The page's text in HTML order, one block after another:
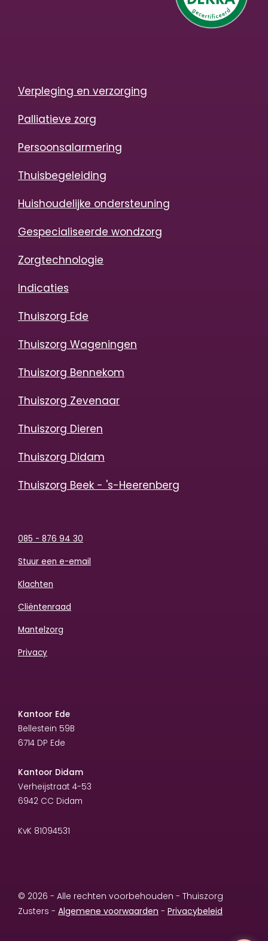
Verpleging en verzorging
Palliatieve zorg
Persoonsalarmering
Thuisbegeleiding
Huishoudelijke ondersteuning
Gespecialiseerde wondzorg
Zorgtechnologie
Indicaties
Thuiszorg Ede
Thuiszorg Wageningen
Thuiszorg Bennekom
Thuiszorg Zevenaar
Thuiszorg Dieren
Thuiszorg Didam
Thuiszorg Beek - 's-Heerenberg
085 - 876 94 30
Stuur een e-email
Klachten
Cliëntenraad
Mantelzorg
Privacy
Kantoor Ede
Bellestein 59B
6714 DP Ede
Kantoor Didam
Verheijstraat 4-53
6942 CC Didam
KvK 81094531
© 2026 - Alle rechten voorbehouden - Thuiszorg
Zusters - Algemene voorwaarden - Privacybeleid